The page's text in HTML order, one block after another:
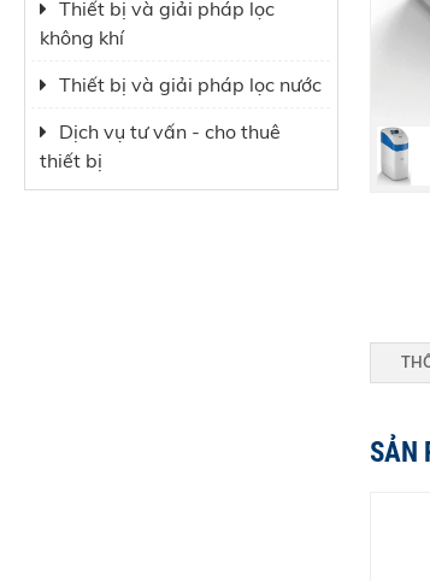
Thiết bị và giải pháp lọc
không khí
Thiết bị và giải pháp lọc nước
Dịch vụ tư vấn - cho thuê
thiết bị
SẢN